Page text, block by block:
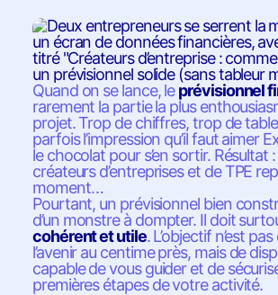
Quand on se lance, leprévisionnel
rarement la partie la plus
projet. Trop de chiffres, trop de
parfois l’impression qu’il faut aimer
le chocolat pour s’en sortir. Résultat
créateurs d’entreprises et de TPE
moment…
Pourtant, un prévisionnel bien
d’un monstre à dompter. Il doit
cohérent et utile. L’objectif n’est
l’avenir au centime près, mais de
capable de vous guider et de
premières étapes de votre activité.